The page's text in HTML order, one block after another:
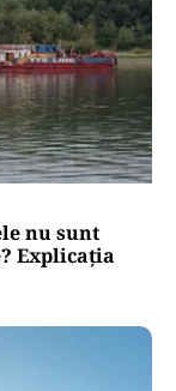
nu sunt
Explicația